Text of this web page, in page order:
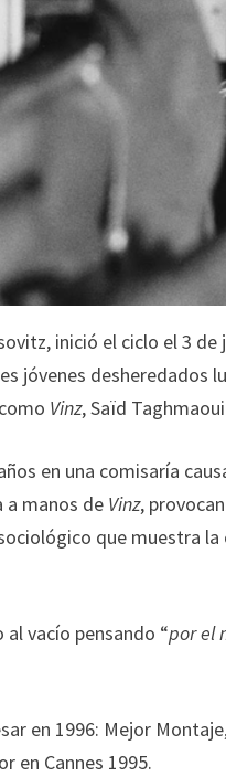
inició el ciclo el 3
jóvenes desheredados
Vinz, Saïd
en una comisaría
a manos de Vinz,
que muestra
vacío pensando “por el
en 1996: Mejor
en Cannes 1995.